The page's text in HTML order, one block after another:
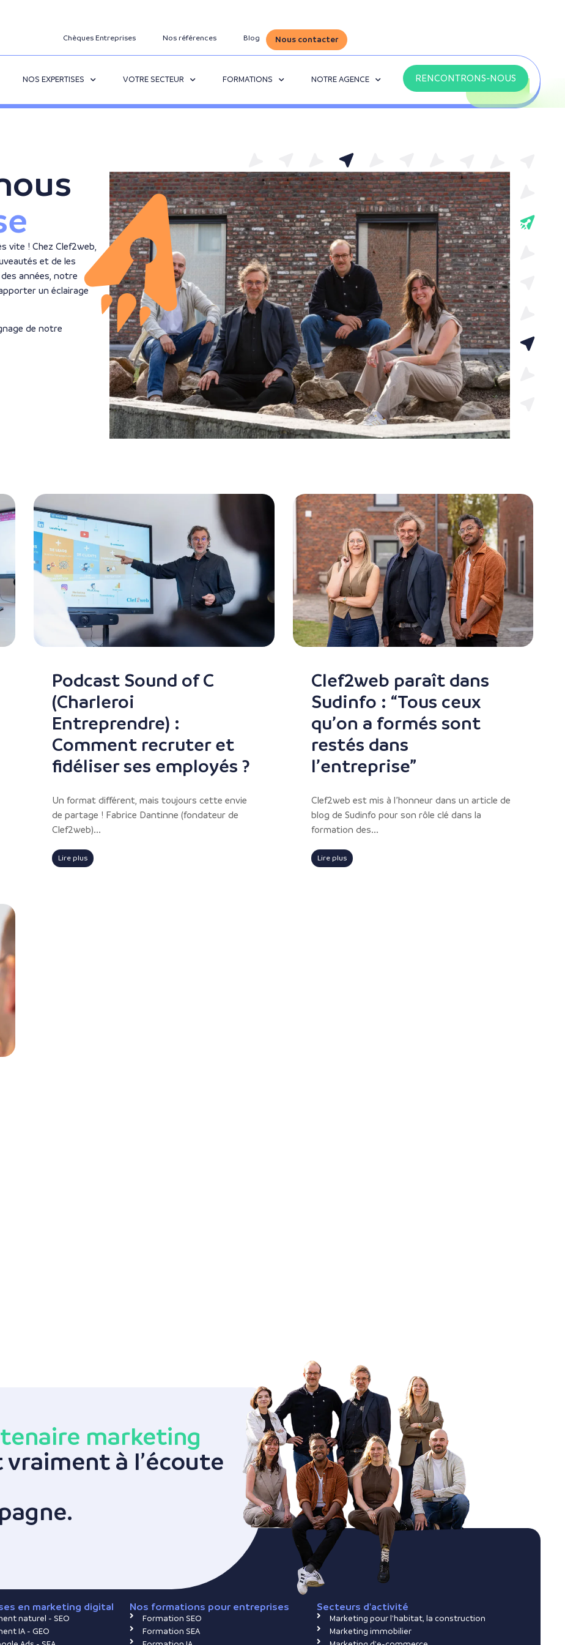
Chèques Entreprises Nos références Blog Nous contacter
NOS EXPERTISES VOTRE SECTEUR FORMATIONS NOTRE AGENCE RENCONTRONS-NOUS
vite ! Chez Clef2web,
et de les
années, notre
un éclairage
de notre
Podcast Sound of C
(Charleroi
Entreprendre) :
Comment recruter et
fidéliser ses employés ?
Un format différent, mais toujours cette envie
de partage ! Fabrice Dantinne (fondateur de
Clef2web)...
Lire plus
Clef2web paraît dans
Sudinfo : “Tous ceux
qu’on a formés sont
restés dans
l’entreprise”
Clef2web est mis à l’honneur dans un article de
blog de Sudinfo pour son rôle clé dans la
formation des...
Lire plus
marketing
à l’écoute
en marketing digital
naturel - SEO
IA - GEO
Nos formations pour entreprises
Formation SEO
Formation SEA
Secteurs d'activité
Marketing pour l'habitat, la construction
Marketing immobilier